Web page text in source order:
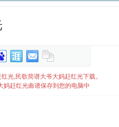
光,民歌简谱大爷大妈赶红光下载。
妈赶红光曲谱保存到您的电脑中